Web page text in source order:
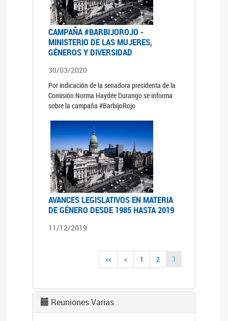
CAMPAÑA #BARBIJOROJO -
MINISTERIO DE LAS MUJERES,
GÉNEROS Y DIVERSIDAD
30/03/2020
Por indicación de la senadora presidenta de la
Comisión Norma Haydée Durango se informa
sobre la campaña #BarbijoRojo
AVANCES LEGISLATIVOS EN MATERIA
DE GÉNERO DESDE 1985 HASTA 2019
11/12/2019
<< < 1 2 3
Reuniones Varias